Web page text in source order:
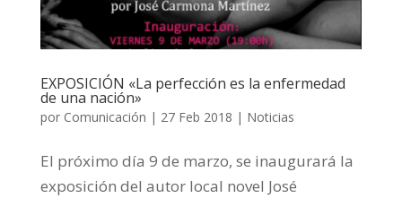
EXPOSICIÓN «La perfección es la enfermedad
de una nación»
por Comunicación | 27 Feb 2018 | Noticias
El próximo día 9 de marzo, se inaugurará la
exposición del autor local novel José